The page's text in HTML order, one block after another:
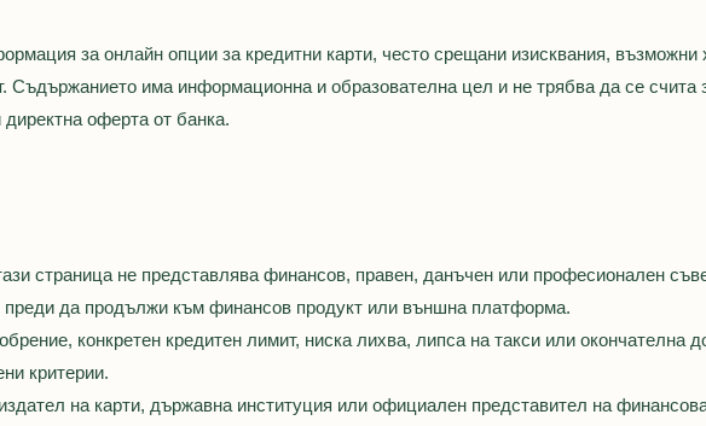
за онлайн опции за кредитни карти, често срещани изисквания, възможни
има информационна и образователна цел и не трябва да се счита
оферта от банка.
страница не представлява финансов, правен, данъчен или професионален
да продължи към финансов продукт или външна платформа.
конкретен кредитен лимит, ниска лихва, липса на такси или окончателна
критерии.
на карти, държавна институция или официален представител на